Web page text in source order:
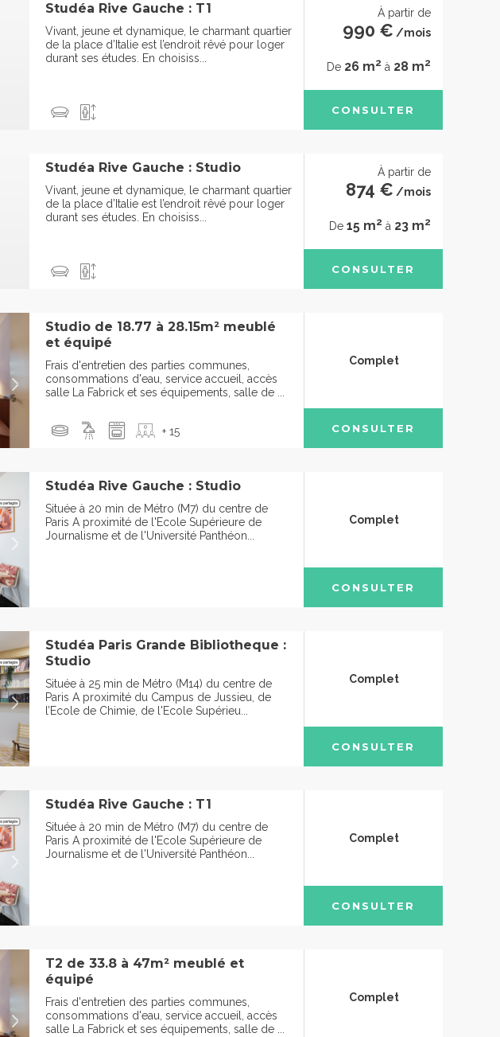
Studéa Rive Gauche : T1
Vivant, jeune et dynamique, le charmant quartier
de la place d’Italie est l’endroit rêvé pour loger
durant ses études. En choisiss...
À partir de
990 € /mois
De 26 m2 à 28 m2
CONSULTER
Studéa Rive Gauche : Studio
Vivant, jeune et dynamique, le charmant quartier
de la place d’Italie est l’endroit rêvé pour loger
durant ses études. En choisiss...
À partir de
874 € /mois
De 15 m2 à 23 m2
CONSULTER
Studio de 18.77 à 28.15m² meublé
et équipé
Frais d'entretien des parties communes,
consommations d'eau, service accueil, accès
salle La Fabrick et ses équipements, salle de ...
+ 15
Complet
CONSULTER
Studéa Rive Gauche : Studio
Située à 20 min de Métro (M7) du centre de
Paris A proximité de l'Ecole Supérieure de
Journalisme et de l'Université Panthéon...
Complet
CONSULTER
Studéa Paris Grande Bibliotheque :
Studio
Située à 25 min de Métro (M14) du centre de
Paris A proximité du Campus de Jussieu, de
l’Ecole de Chimie, de l'Ecole Supérieu...
Complet
CONSULTER
Studéa Rive Gauche : T1
Située à 20 min de Métro (M7) du centre de
Paris A proximité de l'Ecole Supérieure de
Journalisme et de l'Université Panthéon...
Complet
CONSULTER
T2 de 33.8 à 47m² meublé et
équipé
Frais d'entretien des parties communes,
consommations d'eau, service accueil, accès
salle La Fabrick et ses équipements, salle de ...
Complet